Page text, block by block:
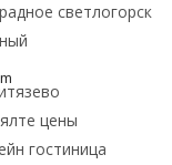
светлогорск
цены
гостиница